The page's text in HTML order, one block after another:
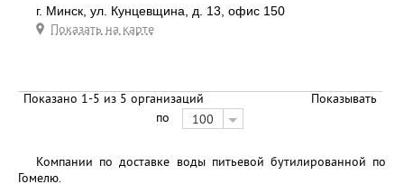
г. Минск, ул. Кунцевщина, д. 13, офис 150
Показать на карте
Показано 1-5 из 5 организаций
Показывать
по
100
Компании по доставке воды питьевой бутилированной по
Гомелю.